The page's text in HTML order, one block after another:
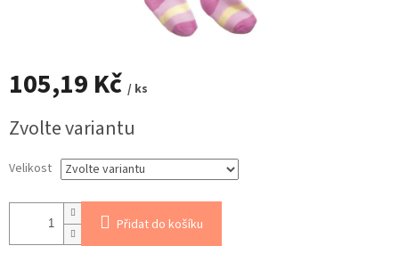
105,19 Kč / ks
cena:
Zvolte variantu
Velikost
Přidat do košíku